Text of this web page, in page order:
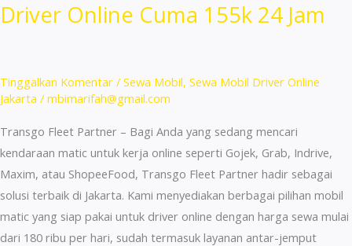
di
Untuk
Driver
Driver Online Cuma 155k 24 Jam
Tinggalkan Komentar / Sewa Mobil, Sewa Mobil Driver Online
Jakarta / mbimarifah@gmail.com
Transgo Fleet Partner – Bagi Anda yang sedang mencari
kendaraan matic untuk kerja online seperti Gojek, Grab, Indrive,
Maxim, atau ShopeeFood, Transgo Fleet Partner hadir sebagai
solusi terbaik di Jakarta. Kami menyediakan berbagai pilihan mobil
matic yang siap pakai untuk driver online dengan harga sewa mulai
dari 180 ribu per hari, sudah termasuk layanan antar-jemput